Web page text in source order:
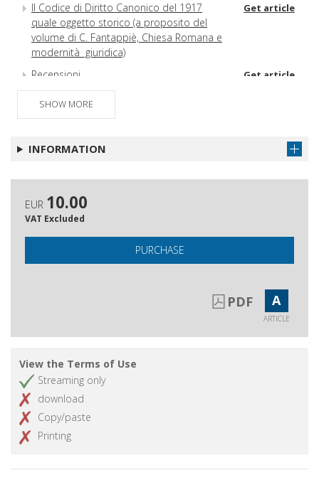
Il Codice di Diritto Canonico del 1917
quale oggetto storico (a proposito del
volume di C. Fantappiè, Chiesa Romana e
modernità giuridica)
Get article
Recensioni Get article
Legislazione particolare
Giurisprudenza civile
Get article
SHOW MORE
INFORMATION
EUR 10.00
VAT Excluded
PURCHASE
PDF A
ARTICLE
View the Terms of Use
Streaming only
download
Copy/paste
Printing